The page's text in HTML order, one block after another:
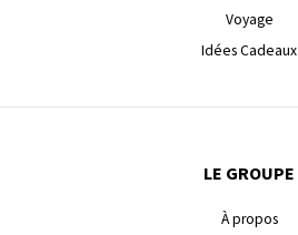
Voyage
Idées Cadeaux
LE GROUPE
À propos